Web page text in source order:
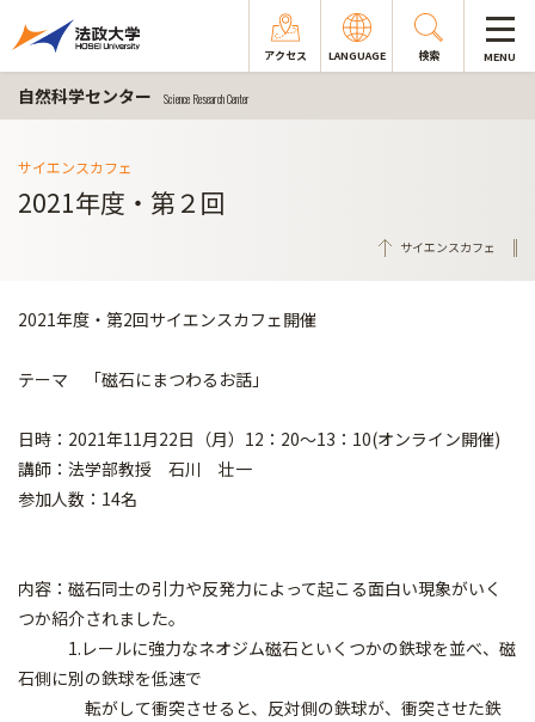
アクセス LANGUAGE 検索 MENU
自然科学センター Science Research Center
サイエンスカフェ
2021年度・第２回
サイエンスカフェ
2021年度・第2回サイエンスカフェ開催
テーマ 「磁石にまつわるお話」
日時：2021年11月22日（月）12：20～13：10(オンライン開催)
講師：法学部教授 石川 壮一
参加人数：14名
内容：磁石同士の引力や反発力によって起こる面白い現象がいく
つか紹介されました。
1.レールに強力なネオジム磁石といくつかの鉄球を並べ、磁
石側に別の鉄球を低速で
転がして衝突させると、反対側の鉄球が、衝突させた鉄